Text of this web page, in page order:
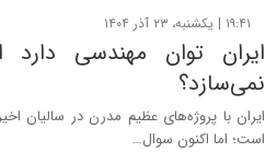
۱۹:۴۱ | یکشنبه، ۲۳ آذر ۱۴۰۴
ایران توان مهندسی
نمی‌سازد؟
ایران با پروژه‌های عظیم مدرن در سالیان
است؛ اما اکنون سوال…